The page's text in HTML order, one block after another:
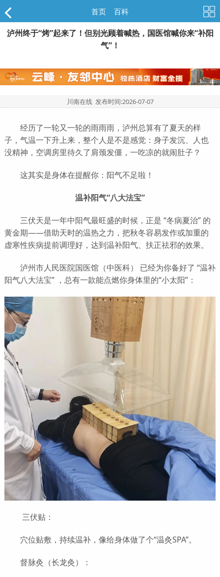
首页 百科
泸州终于“烤”起来了！但别光顾着喊热，国医馆喊你来“补阳
气”！
川南在线 发布时间:2026-07-07
经历了一轮又一轮的雨雨雨，泸州总算有了夏天的样
子，气温一下升上来，整个人是不是感觉：身子发沉、人也
没精神，空调房里待久了肩颈发僵，一吃凉的就闹肚子？
这其实是身体在提醒你：阳气不足啦！
温补阳气“八大法宝”
三伏天是一年中阳气最旺盛的时候，正是 “冬病夏治” 的
黄金期——借助天时的温热之力，把秋冬容易发作或加重的
虚寒性疾病提前调理好，达到温补阳气、扶正祛邪的效果。
泸州市人民医院国医馆（中医科） 已经为你备好了 “温补
阳气八大法宝” ，总有一款能点燃你身体里的“小太阳”：
三伏贴：
穴位贴敷，持续温补，像给身体做了个“温灸SPA”。
督脉灸（长龙灸）：